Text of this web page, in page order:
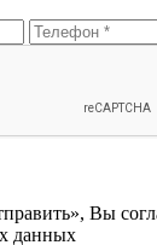
Вы
данных